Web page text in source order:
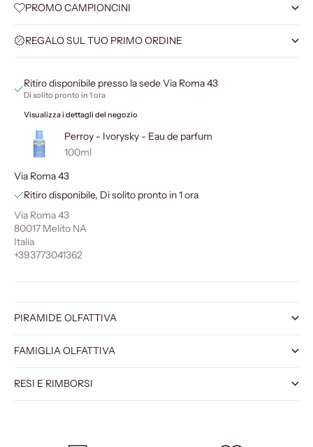
PROMO CAMPIONCINI
REGALO SUL TUO PRIMO ORDINE
Ritiro disponibile presso la sede Via Roma 43
Di solito pronto in 1 ora
Visualizza i dettagli del negozio
Perroy - Ivorysky - Eau de parfum
100ml
Via Roma 43
Ritiro disponibile, Di solito pronto in 1 ora
Via Roma 43
80017 Melito NA
Italia
+393773041362
PIRAMIDE OLFATTIVA
FAMIGLIA OLFATTIVA
RESI E RIMBORSI